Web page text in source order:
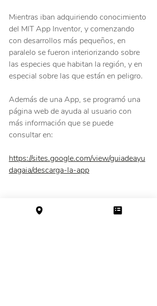
Mientras iban adquiriendo conocimiento
del MIT App Inventor, y comenzando
con desarrollos más pequeños, en
paralelo se fueron interiorizando sobre
las especies que habitan la región, y en
especial sobre las que están en peligro.
Además de una App, se programó una
página web de ayuda al usuario con
más información que se puede
consultar en:
https://sites.google.com/view/guiadeayu
dagaia/descarga-la-app